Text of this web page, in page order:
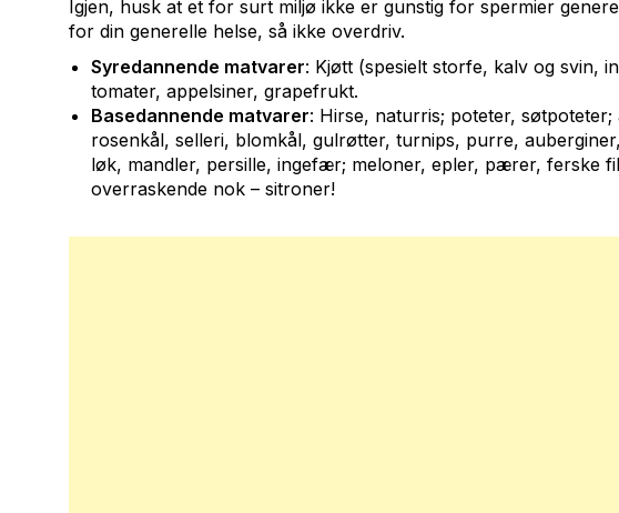
Igjen, husk at et for surt miljø ikke er gunstig for spermier
for din generelle helse, så ikke overdriv.
Syredannende matvarer: Kjøtt (spesielt storfe, kalv og svin,
tomater, appelsiner, grapefrukt.
Basedannende matvarer: Hirse, naturris; poteter,
rosenkål, selleri, blomkål, gulrøtter, turnips, purre,
løk, mandler, persille, ingefær; meloner, epler, pærer, ferske
overraskende nok – sitroner!